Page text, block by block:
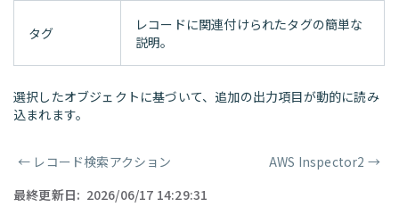
タグ
レコードに関連付けられたタグの簡単な
説明。
選択したオブジェクトに基づいて、追加の出力項目が動的に読み
込まれます。
ページャー
← レコード検索アクション AWS Inspector2 →
最終更新日: 2026/06/17 14:29:31